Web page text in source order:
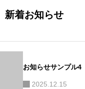
新着お知らせ
お知らせサンプル4
2025.12.15